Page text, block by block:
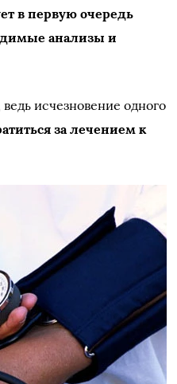
в первую очередь
анализы и
исчезновение одного
за лечением к